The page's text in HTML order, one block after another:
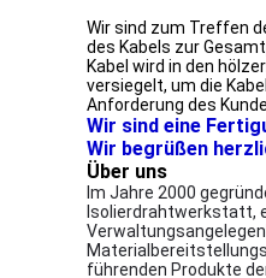
Wir sind zum Treffen
des Kabels zur
Kabel wird in den
versiegelt, um die
Anforderung des
Wir sind eine
Wir begrüßen
Über uns
Im Jahre 2000
Isolierdrahtwerkstatt,
führenden Produkte